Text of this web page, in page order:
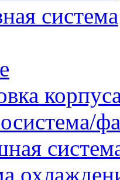
система